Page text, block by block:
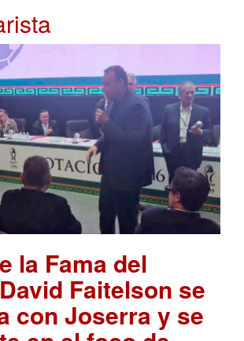
la Fama del
Faitelson se
con Joserra y se